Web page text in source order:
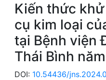
Kiến thức
cụ kim loại
tại Bệnh viện
Thái Bình
DOI: 10.54436/